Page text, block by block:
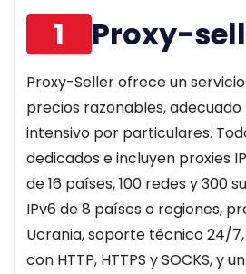
1 Proxy-
Proxy-Seller ofrece un
precios razonables, adecuado
intensivo por particulares.
dedicados e incluyen proxies
de 16 países, 100 redes y 300
IPv6 de 8 países o regiones,
Ucrania, soporte técnico 24/
con HTTP, HTTPS y SOCKS, y